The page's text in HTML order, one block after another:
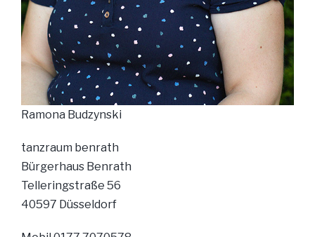
Ramona Budzynski
tanzraum benrath
Bürgerhaus Benrath
Telleringstraße 56
40597 Düsseldorf